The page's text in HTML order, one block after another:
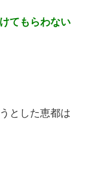
てもらわない
とした恵都は